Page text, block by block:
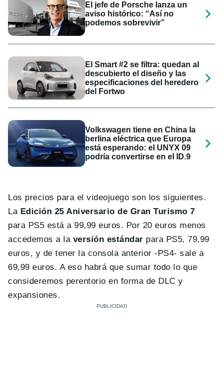
El jefe de Porsche lanza un
aviso histórico: “Así no
podemos sobrevivir”
El Smart #2 se filtra: quedan al
descubierto el diseño y las
especificaciones del heredero
del Fortwo
Volkswagen tiene en China la
berlina eléctrica que Europa
está esperando: el UNYX 09
podría convertirse en el ID.9
Los precios para el videojuego son los siguientes.
La Edición 25 Aniversario de Gran Turismo 7
para PS5 está a 99,99 euros. Por 20 euros menos
accedemos a la versión estándar para PS5, 79,99
euros, y de tener la consola anterior -PS4- sale a
69,99 euros. A eso habrá que sumar todo lo que
consideremos perentorio en forma de DLC y
expansiones.